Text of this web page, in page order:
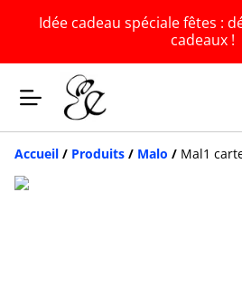
Idée cadeau spéciale fêtes :
cadeaux !
Accueil / Produits / Malo / Mal1